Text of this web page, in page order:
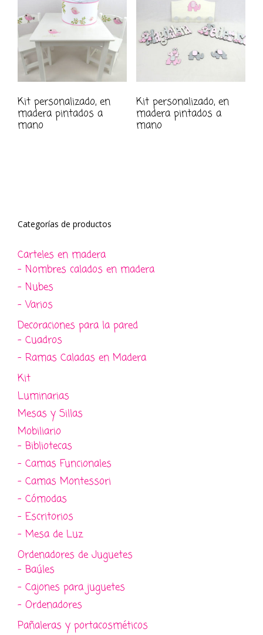
Kit personalizado, en
madera pintados a
mano
Kit personalizado, en
madera pintados a
mano
Categorías de productos
Carteles en madera
- Nombres calados en madera
- Nubes
- Varios
Decoraciones para la pared
- Cuadros
- Ramas Caladas en Madera
Kit
Luminarias
Mesas y Sillas
Mobiliario
- Bibliotecas
- Camas Funcionales
- Camas Montessori
- Cómodas
- Escritorios
- Mesa de Luz
Ordenadores de Juguetes
- Baúles
- Cajones para juguetes
- Ordenadores
Pañaleras y portacosméticos